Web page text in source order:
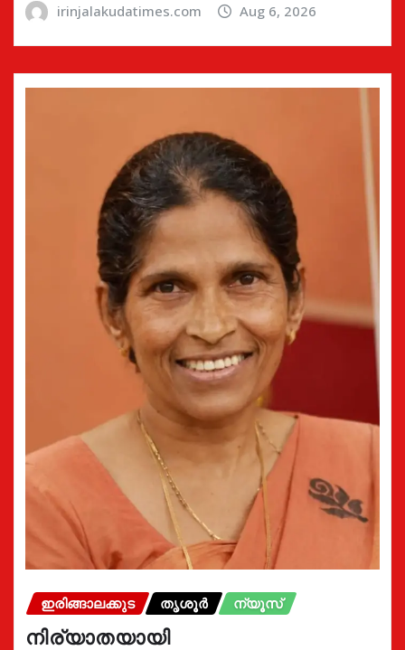
irinjalakudatimes.com Aug 6, 2026
ഇരിങ്ങാലക്കുട തൃശൂർ ന്യൂസ്
നിര്യാതയായി